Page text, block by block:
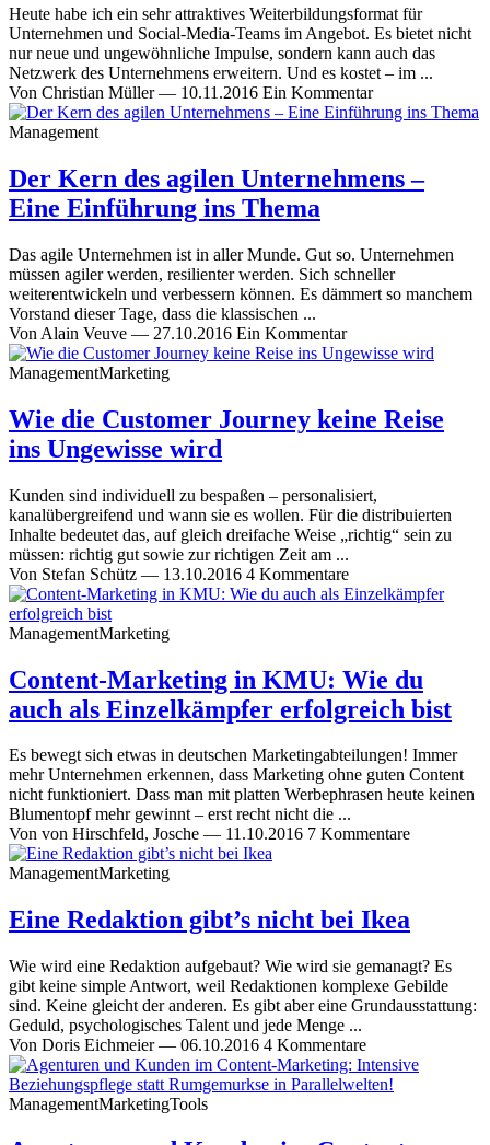
Heute habe ich ein sehr attraktives Weiterbildungsformat für
Unternehmen und Social-Media-Teams im Angebot. Es bietet nicht
nur neue und ungewöhnliche Impulse, sondern kann auch das
Netzwerk des Unternehmens erweitern. Und es kostet – im ...
Von Christian Müller— 10.11.2016 Ein Kommentar
Management
Der Kern des agilen Unternehmens –
Eine Einführung ins Thema
Das agile Unternehmen ist in aller Munde. Gut so. Unternehmen
müssen agiler werden, resilienter werden. Sich schneller
weiterentwickeln und verbessern können. Es dämmert so manchem
Vorstand dieser Tage, dass die klassischen ...
Von Alain Veuve — 27.10.2016 Ein Kommentar
ManagementMarketing
Wie die Customer Journey keine Reise
ins Ungewisse wird
Kunden sind individuell zu bespaßen – personalisiert,
kanalübergreifend und wann sie es wollen. Für die distribuierten
Inhalte bedeutet das, auf gleich dreifache Weise „richtig“ sein zu
müssen: richtig gut sowie zur richtigen Zeit am ...
Von Stefan Schütz — 13.10.2016 4 Kommentare
ManagementMarketing
Content-Marketing in KMU: Wie du
auch als Einzelkämpfer erfolgreich bist
Es bewegt sich etwas in deutschen Marketingabteilungen! Immer
mehr Unternehmen erkennen, dass Marketing ohne guten Content
nicht funktioniert. Dass man mit platten Werbephrasen heute keinen
Blumentopf mehr gewinnt – erst recht nicht die ...
Von von Hirschfeld, Josche — 11.10.2016 7 Kommentare
ManagementMarketing
Eine Redaktion gibt’s nicht bei Ikea
Wie wird eine Redaktion aufgebaut? Wie wird sie gemanagt? Es
gibt keine simple Antwort, weil Redaktionen komplexe Gebilde
sind. Keine gleicht der anderen. Es gibt aber eine Grundausstattung:
Geduld, psychologisches Talent und jede Menge ...
Von Doris Eichmeier— 06.10.2016 4 Kommentare
ManagementMarketingTools